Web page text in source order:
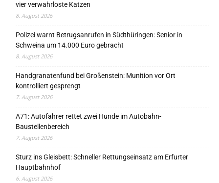
vier verwahrloste Katzen
8. August 2026
Polizei warnt Betrugsanrufen in Südthüringen: Senior in
Schweina um 14.000 Euro gebracht
8. August 2026
Handgranatenfund bei Großenstein: Munition vor Ort
kontrolliert gesprengt
7. August 2026
A71: Autofahrer rettet zwei Hunde im Autobahn-
Baustellenbereich
7. August 2026
Sturz ins Gleisbett: Schneller Rettungseinsatz am Erfurter
Hauptbahnhof
6. August 2026